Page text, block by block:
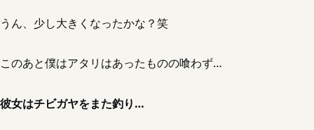
うん、少し大きくなったかな？笑
このあと僕はアタリはあったものの喰わず…
彼女はチビガヤをまた釣り…